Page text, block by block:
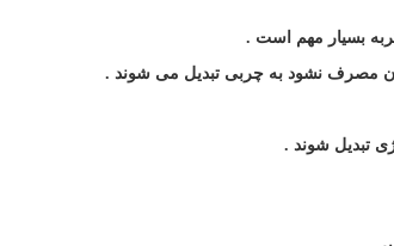
بسیار مهم است .
مصرف نشود به چربی تبدیل می شوند .
تبدیل شوند .